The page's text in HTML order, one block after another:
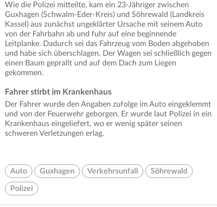
Wie die Polizei mitteilte, kam ein 23-Jähriger zwischen
Guxhagen (Schwalm-Eder-Kreis) und Söhrewald (Landkreis
Kassel) aus zunächst ungeklärter Ursache mit seinem Auto
von der Fahrbahn ab und fuhr auf eine beginnende
Leitplanke. Dadurch sei das Fahrzeug vom Boden abgehoben
und habe sich überschlagen. Der Wagen sei schließlich gegen
einen Baum geprallt und auf dem Dach zum Liegen
gekommen.
Fahrer stirbt im Krankenhaus
Der Fahrer wurde den Angaben zufolge im Auto eingeklemmt
und von der Feuerwehr geborgen. Er wurde laut Polizei in ein
Krankenhaus eingeliefert, wo er wenig später seinen
schweren Verletzungen erlag.
Auto Guxhagen Verkehrsunfall Söhrewald
Polizei